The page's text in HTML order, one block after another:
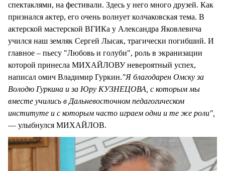
спектаклями, на фестивали. Здесь у него много друзей. Как
признался актер, его очень волнует колчаковская тема. В
актерской мастерской ВГИКа у Александра Яковлевича
учился наш земляк Сергей Лысак, трагически погибший. И
главное – пьесу "Любовь и голуби", роль в экранизации
которой принесла МИХАЙЛОВУ невероятный успех,
написал омич Владимир Гуркин."Я благодарен Омску за
Володю Гуркина и за Юру КУЗНЕЦОВА, с которым мы
вместе учились в Дальневосточном педагогическом
институте и с которым часто играем одни и те же роли",
— улыбнулся МИХАЙЛОВ.